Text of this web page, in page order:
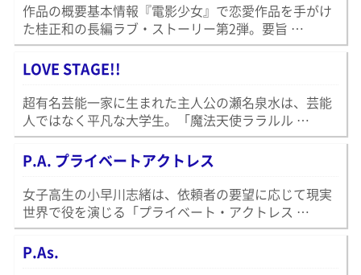
作品の概要基本情報『電影少女』で恋愛作品を手がけ
た桂正和の長編ラブ・ストーリー第2弾。要旨 …
LOVE STAGE!!
超有名芸能一家に生まれた主人公の瀬名泉水は、芸能
人ではなく平凡な大学生。「魔法天使ララルル …
P.A. プライベートアクトレス
女子高生の小早川志緒は、依頼者の要望に応じて現実
世界で役を演じる「プライベート・アクトレス …
P.As.